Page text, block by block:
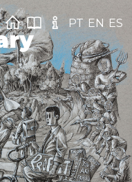
PT EN ES